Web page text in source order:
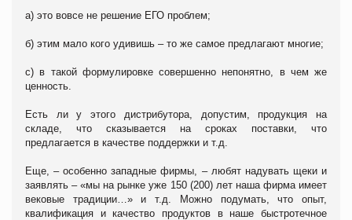
а) это вовсе не решение ЕГО проблем;
б) этим мало кого удивишь – то же самое предлагают многие;
с) в такой формулировке совершенно непонятно, в чем же
ценность.
Есть ли у этого дистрибутора, допустим, продукция на
складе, что сказывается на сроках поставки, что
предлагается в качестве поддержки и т.д.
Еще, – особенно западные фирмы, – любят надувать щеки и
заявлять – «мы на рынке уже 150 (200) лет наша фирма имеет
вековые традиции…» и т.д. Можно подумать, что опыт,
квалификация и качество продуктов в наше быстротечное